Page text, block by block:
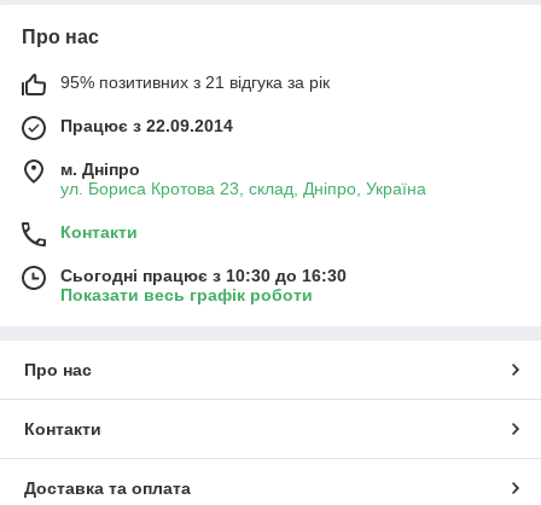
Про нас
95% позитивних з 21 відгука за рік
Працює з 22.09.2014
м. Дніпро
ул. Бориса Кротова 23, склад, Дніпро, Україна
Контакти
Сьогодні працює з 10:30 до 16:30
Показати весь графік роботи
Про нас
Контакти
Доставка та оплата